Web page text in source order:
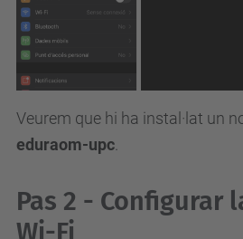
Veurem que hi ha instal·lat un
eduraom-upc
Pas 2 - Configurar
Wi-Fi